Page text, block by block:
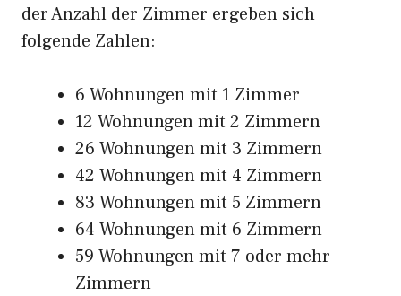
der Anzahl der Zimmer ergeben sich
folgende Zahlen:
6 Wohnungen mit 1 Zimmer
12 Wohnungen mit 2 Zimmern
26 Wohnungen mit 3 Zimmern
42 Wohnungen mit 4 Zimmern
83 Wohnungen mit 5 Zimmern
64 Wohnungen mit 6 Zimmern
59 Wohnungen mit 7 oder mehr
Zimmern